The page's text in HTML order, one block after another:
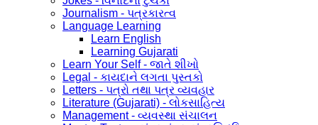
Journalism - પત્રકારત્વ
Language Learning
Learn English
Learning Gujarati
Learn Your Self - જાતે શીખો
Legal - કાયદાને લગતા પુસ્તકો
Letters - પત્રો તથા પત્ર વ્યવહાર
Literature (Gujarati) - લોકસાહિત્ય
Management - વ્યવસ્થા સંચાલન